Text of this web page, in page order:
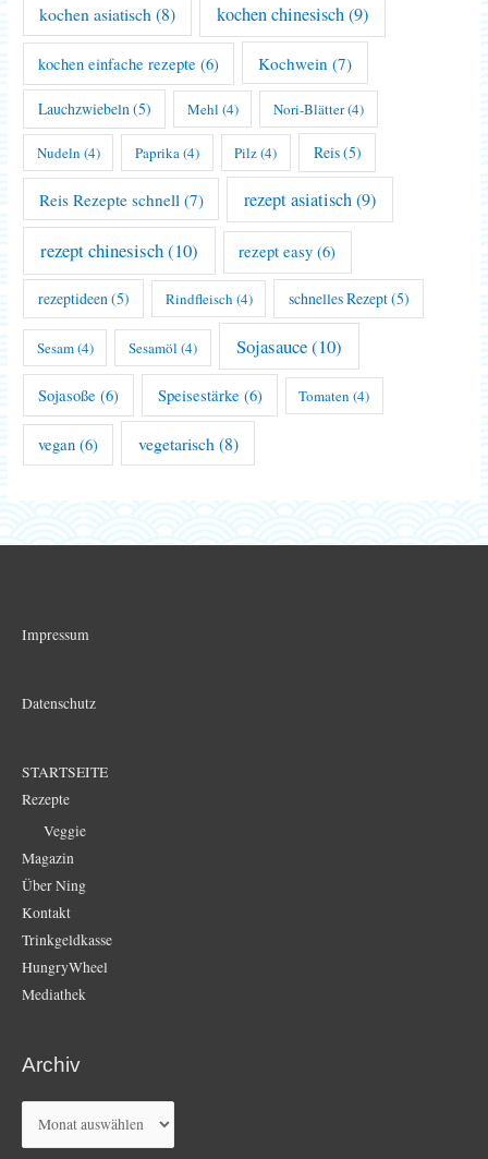
kochen asiatisch (8) kochen chinesisch(9)
kochen einfache rezepte (6) Kochwein (7)
Lauchzwiebeln(5) Mehl (4) Nori-Blätter(4)
Nudeln (4) Paprika(4) Pilz(4) Reis(5)
Reis Rezepte schnell (7) rezept asiatisch(9)
rezept chinesisch(10) rezept easy (6)
rezeptideen (5) Rindfleisch (4) schnelles Rezept(5)
Sesam(4) Sesamöl (4) Sojasauce(10)
Sojasoße (6) Speisestärke (6) Tomaten (4)
vegan (6) vegetarisch (8)
Impressum
Datenschutz
STARTSEITE
Rezepte
Veggie
Magazin
Über Ning
Kontakt
Trinkgeldkasse
HungryWheel
Mediathek
Archiv